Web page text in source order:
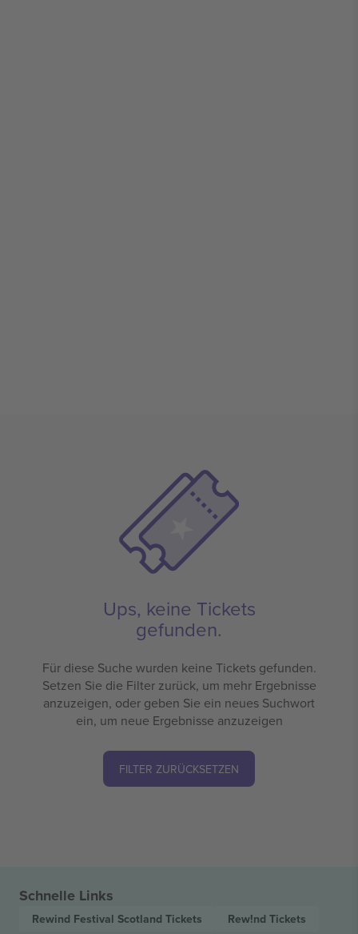
Ups, keine Tickets
gefunden.
Für diese Suche wurden keine Tickets gefunden.
Setzen Sie die Filter zurück, um mehr Ergebnisse
anzuzeigen, oder geben Sie ein neues Suchwort
ein, um neue Ergebnisse anzuzeigen
FILTER ZURÜCKSETZEN
Schnelle Links
Rewind Festival Scotland Tickets Rew!nd Tickets